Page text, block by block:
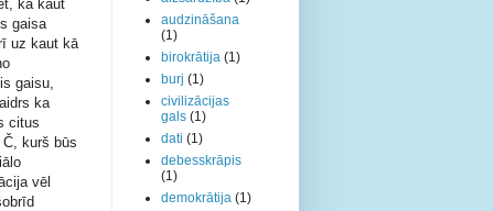
ka kaut
gaisa
uz kaut kā
gaisu,
ka
citus
kurš būs
vēl
audzināšana
(1)
birokrātija (1)
burj (1)
civilizācijas
gals (1)
dati (1)
debesskrāpis
(1)
demokrātija (1)